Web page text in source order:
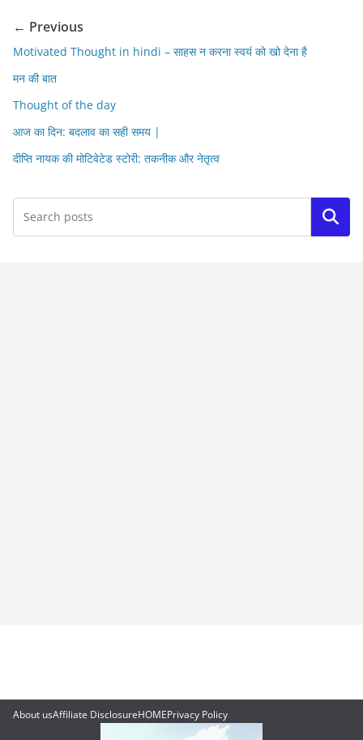
← Previous
Motivated Thought in hindi – साहस न करना स्वयं को खो देना है
मन की बात
Thought of the day
आज का दिन: बदलाव का सही समय |
दीप्ति नायक की मोटिवेटेड स्टोरी: तकनीक और नेतृत्व
Search
About usAffiliate DisclosureHOMEPrivacy Policy